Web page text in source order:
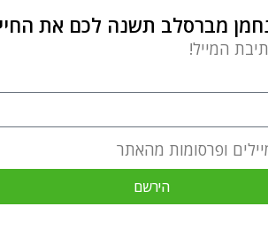
מעשיות ומשלים מרבי
מברסלב תשנה לכם את
המייל!
ופרסומות מהאתר
הירשם